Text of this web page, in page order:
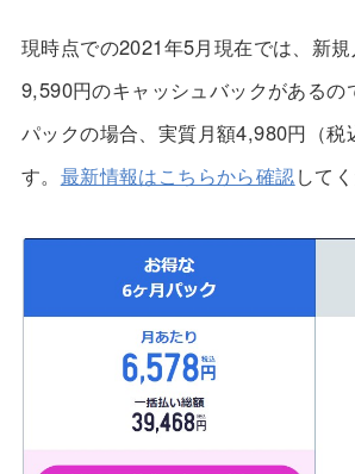
現時点での2021年5月現在では、新
9,590円のキャッシュバックがあるの
パックの場合、実質月額4,980円（税
す。 最新情報はこちらから確認して